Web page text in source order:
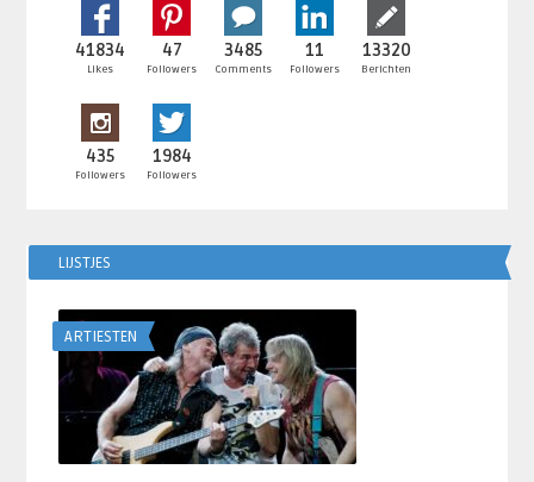
41834
Likes
47
Followers
3485
Comments
11
Followers
13320
Berichten
435
Followers
1984
Followers
LIJSTJES
ARTIESTEN